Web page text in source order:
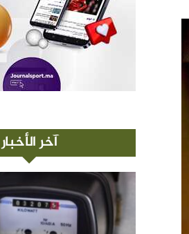
آخر الأخبار